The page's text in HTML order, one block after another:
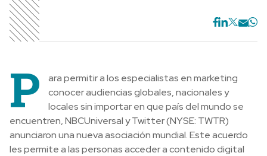
P
ara permitir a los especialistas en marketing
conocer audiencias globales, nacionales y
locales sin importar en que país del mundo se
encuentren, NBCUniversal y Twitter (NYSE: TWTR)
anunciaron una nueva asociación mundial. Este acuerdo
les permite a las personas acceder a contenido digital